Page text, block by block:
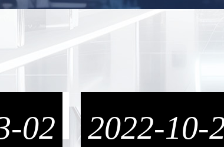
02
調度技術 2022-10-
彰師大微電網能源管理
專訪